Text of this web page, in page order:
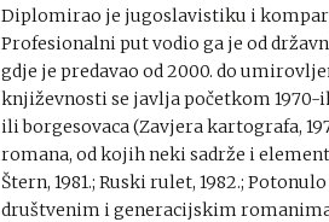
Diplomirao je jugoslavistiku i
Profesionalni put vodio ga je od
gdje je predavao od 2000. do
književnosti se javlja početkom
ili borgesovaca (Zavjera kartografa,
romana, od kojih neki sadrže i
Štern, 1981.; Ruski rulet, 1982.;
društvenim i generacijskim romanima